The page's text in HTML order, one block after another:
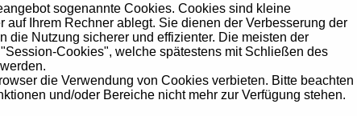
sogenannte Cookies. Cookies sind kleine
auf Ihrem Rechner ablegt. Sie dienen der Verbesserung der
die Nutzung sicherer und effizienter. Die meisten der
Cookies", welche spätestens mit Schließen des
die Verwendung von Cookies verbieten. Bitte beachten
und/oder Bereiche nicht mehr zur Verfügung stehen.